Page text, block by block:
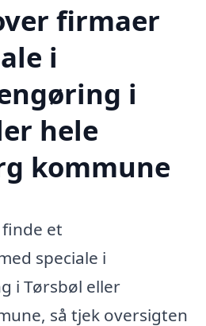
firmaer
i
i
hele
kommune
et
speciale i
i Tørsbøl eller
så tjek oversigten